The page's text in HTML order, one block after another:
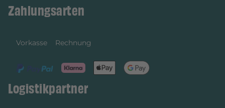
Zahlungsarten
Vorkasse Rechnung
Logistikpartner